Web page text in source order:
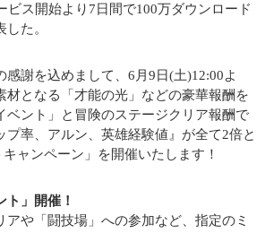
ビス開始より7日間で100万ダウンロード
た。
感謝を込めまして、6月9日(土)12:00よ
材となる「才能の光」などの豪華報酬を
ベント」と冒険のステージクリア報酬で
プ率、アルン、英雄経験値』が全て2倍と
ャンペーン」を開催いたします！
」開催！
アや「闘技場」への参加など、指定のミ